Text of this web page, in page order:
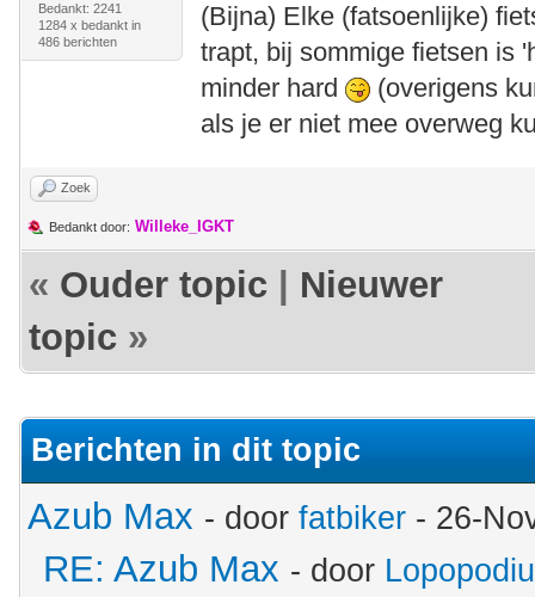
Bedankt: 2241
1284 x bedankt in
486 berichten
(Bijna) Elke (fatsoenlijke)
trapt, bij sommige fietsen is
minder hard
(overigens
als je er niet mee overweg
Zoek
Bedankt door: Willeke_IGKT
« Ouder topic
Nieuwer
topic »
Berichten in dit topic
Azub Max - door fatbiker - 26-
RE: Azub Max - door